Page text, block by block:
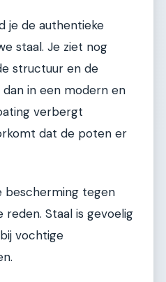
je de authentieke
staal. Je ziet nog
structuur en de
in een modern en
verbergt
dat de poten er
bescherming tegen
Staal is gevoelig
vochtige